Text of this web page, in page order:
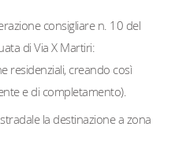
consigliare n. 10 del
di Via X Martiri:
residenziali, creando così
e di completamento).
la destinazione a zona